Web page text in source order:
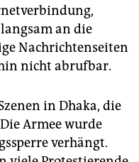
an die
Nachrichtenseiten
nicht abrufbar.
in Dhaka, die
Armee wurde
verhängt.